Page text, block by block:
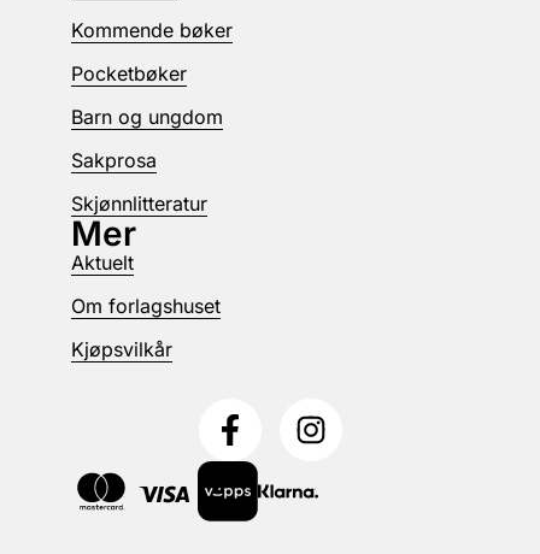
Kommende bøker
Pocketbøker
Barn og ungdom
Sakprosa
Skjønnlitteratur
Mer
Aktuelt
Om forlagshuset
Kjøpsvilkår